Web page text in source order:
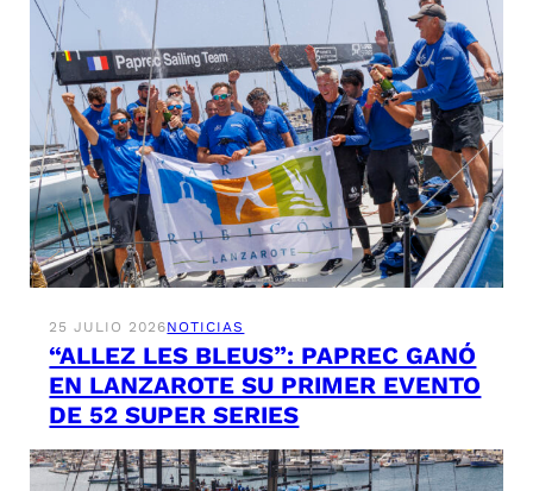
25 JULIO 2026NOTICIAS
“ALLEZ LES BLEUS”: PAPREC GANÓ
EN LANZAROTE SU PRIMER EVENTO
DE 52 SUPER SERIES